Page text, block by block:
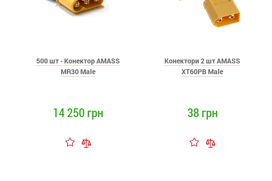
500 шт - Конектор AMASS
MR30 Male
14 250 грн
Конектори 2 шт AMASS
XT60PB Male
38 грн